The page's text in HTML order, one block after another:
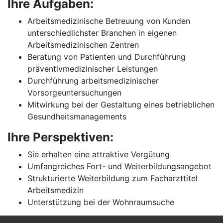
Ihre Aufgaben:
Arbeitsmedizinische Betreuung von Kunden
unterschiedlichster Branchen in eigenen
Arbeitsmedizinischen Zentren
Beratung von Patienten und Durchführung
präventivmedizinischer Leistungen
Durchführung arbeitsmedizinischer
Vorsorgeuntersuchungen
Mitwirkung bei der Gestaltung eines betrieblichen
Gesundheitsmanagements
Ihre Perspektiven:
Sie erhalten eine attraktive Vergütung
Umfangreiches Fort- und Weiterbildungsangebot
Strukturierte Weiterbildung zum Facharzttitel
Arbeitsmedizin
Unterstützung bei der Wohnraumsuche